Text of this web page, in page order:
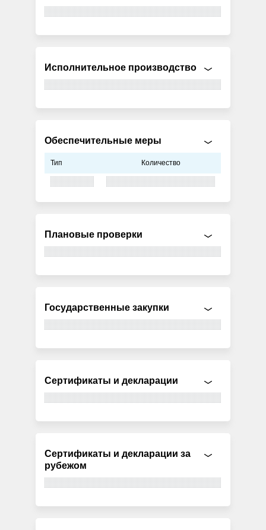
Исполнительное производство
Обеспечительные меры
Тип Количество
Плановые проверки
Государственные закупки
Сертификаты и декларации
Сертификаты и декларации за
рубежом